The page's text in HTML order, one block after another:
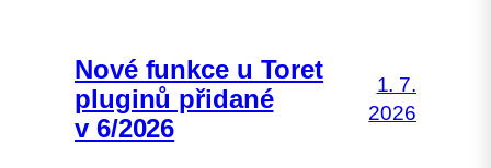
Nové funkce u Toret
pluginů přidané
v 6/2026
1. 7.
2026